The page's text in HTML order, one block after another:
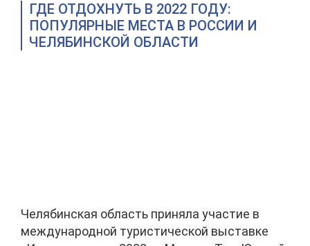
ГДЕ ОТДОХНУТЬ В 2022 ГОДУ:
ПОПУЛЯРНЫЕ МЕСТА В РОССИИ И
ЧЕЛЯБИНСКОЙ ОБЛАСТИ
Челябинская область приняла участие в
международной туристической выставке